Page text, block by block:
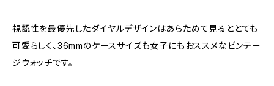
視認性を最優先したダイヤルデザインはあらためて見るととても
可愛らしく、36mmのケースサイズも女子にもおススメなビンテー
ジウォッチです。